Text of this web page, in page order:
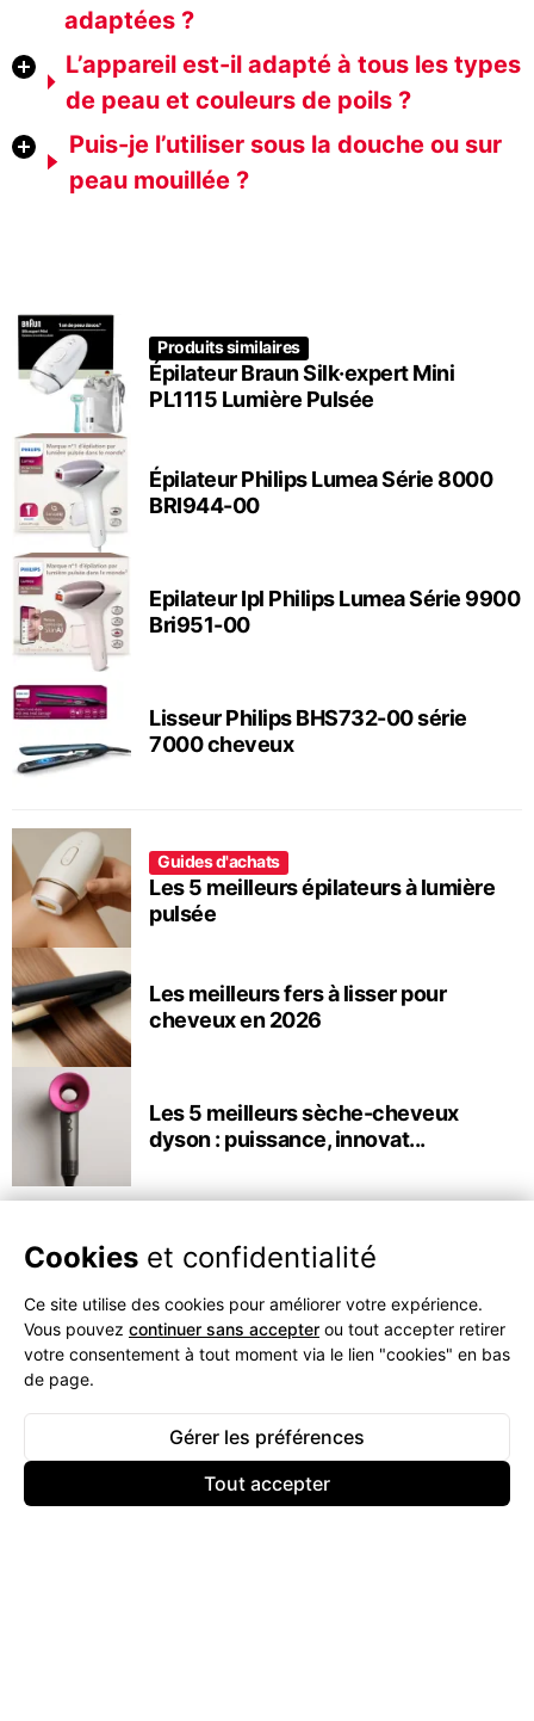
adaptées ?
L’appareil est-il adapté à tous les types
de peau et couleurs de poils ?
Puis-je l’utiliser sous la douche ou sur
peau mouillée ?
Produits similaires
Épilateur Braun Silk·expert Mini
PL1115 Lumière Pulsée
Épilateur Philips Lumea Série 8000
BRI944-00
Epilateur Ipl Philips Lumea Série 9900
Bri951-00
Lisseur Philips BHS732-00 série
7000 cheveux
Guides d'achats
Les 5 meilleurs épilateurs à lumière
pulsée
Les meilleurs fers à lisser pour
cheveux en 2026
Les 5 meilleurs sèche-cheveux
dyson : puissance, innovat...
Cookies et confidentialité
Ce site utilise des cookies pour améliorer votre expérience.
Vous pouvez continuer sans accepter ou tout accepter retirer
votre consentement à tout moment via le lien "cookies" en bas
de page.
Gérer les préférences
Tout accepter